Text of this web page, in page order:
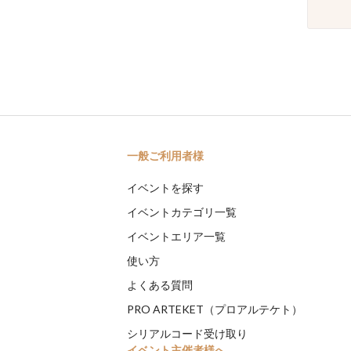
一般ご利用者様
イベントを探す
イベントカテゴリ一覧
イベントエリア一覧
使い方
よくある質問
PRO ARTEKET（プロアルテケト）
シリアルコード受け取り